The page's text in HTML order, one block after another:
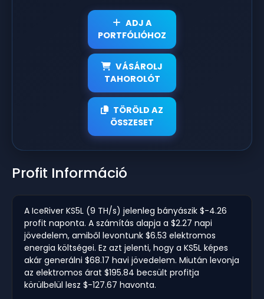
ADJ A
PORTFÓLIÓHOZ
VÁSÁROLJ
TAHOROLÓT
TÖRÖLD AZ
ÖSSZESET
Profit Információ
A IceRiver KS5L (9 TH/s) jelenleg bányászik $-4.26
profit naponta. A számítás alapja a $2.27 napi
jövedelem, amiből levontunk $6.53 elektromos
energia költségei. Ez azt jelenti, hogy a KS5L képes
akár generálni $68.17 havi jövedelem. Miután levonja
az elektromos árat $195.84 becsült profitja
körülbelül lesz $-127.67 havonta.